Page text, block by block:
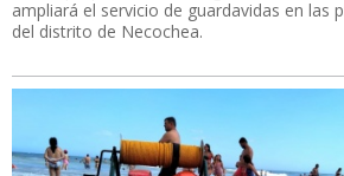
ampliará el servicio de guardavidas en las
del distrito de Necochea.